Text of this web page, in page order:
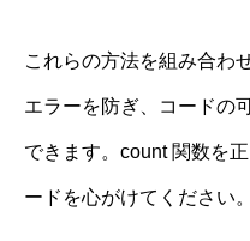
これらの方法を組み合わ
エラーを防ぎ、コードの
できます。count 関数を
ードを心がけてください。